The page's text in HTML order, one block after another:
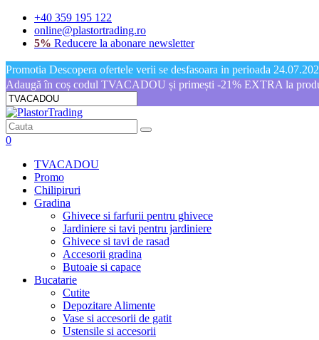
+40 359 195 122
online@plastortrading.ro
5% Reducere la abonare newsletter
Promotia Descopera ofertele verii se desfasoara in perioada
Adaugă în coș codul TVACADOU și primești -21% EXTRA la
0
TVACADOU
Promo
Chilipiruri
Gradina
Ghivece si farfurii pentru ghivece
Jardiniere si tavi pentru jardiniere
Ghivece si tavi de rasad
Accesorii gradina
Butoaie si capace
Bucatarie
Cutite
Depozitare Alimente
Vase si accesorii de gatit
Ustensile si accesorii